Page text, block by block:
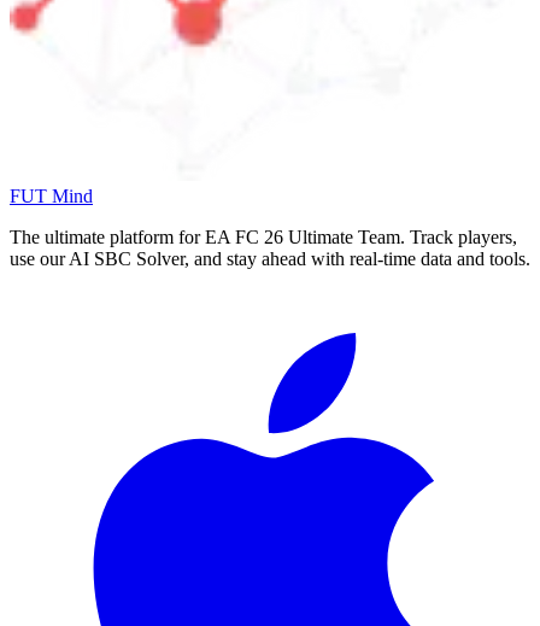
FUT Mind
The ultimate platform for EA FC 26 Ultimate Team. Track players,
use our AI SBC Solver, and stay ahead with real-time data and tools.